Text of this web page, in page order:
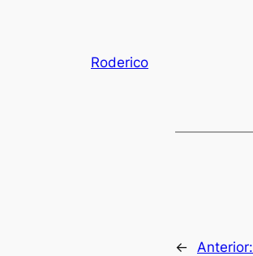
Roderico
← Anterior: